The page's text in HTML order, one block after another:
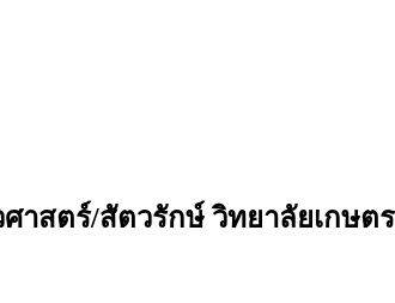
าสตร์/สัตวรักษ์ วิทยาลัยเกษต